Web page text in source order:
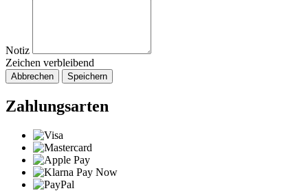
Notiz
Zeichen verbleibend
Abbrechen Speichern
Zahlungsarten